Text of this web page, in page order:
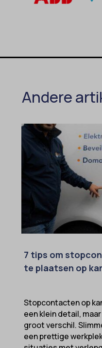
Andere
7 tips om
te plaatsen op
Stopcontacten op
een klein detail,
groot verschil.
een prettige